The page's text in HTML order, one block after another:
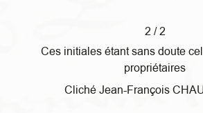
2 / 2
Ces initiales étant sans doute
propriétaires
Cliché Jean-François